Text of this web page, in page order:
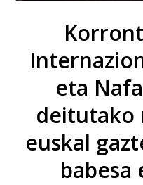
eta
deitutako
euskal
babesa